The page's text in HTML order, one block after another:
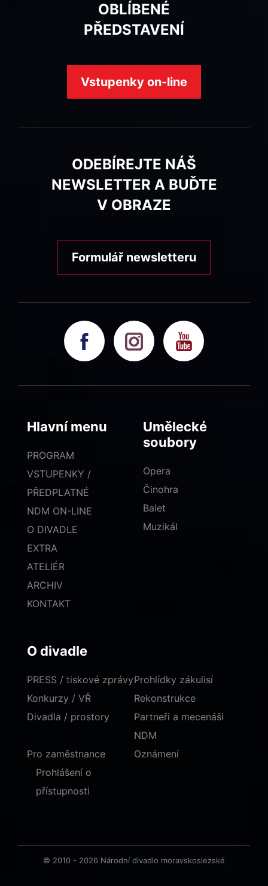
OBLÍBENÉ
PŘEDSTAVENÍ
Vstupenky on-line
ODEBÍREJTE NÁŠ
NEWSLETTER A BUĎTE
V OBRAZE
Formulář newsletteru
Hlavní menu
PROGRAM
VSTUPENKY /
PŘEDPLATNÉ
NDM ON-LINE
O DIVADLE
EXTRA
ATELIÉR
ARCHIV
KONTAKT
Umělecké
soubory
Opera
Činohra
Balet
Muzikál
O divadle
PRESS / tiskové zprávy
Konkurzy / VŘ
Divadla / prostory
Prohlídky zákulisí
Rekonstrukce
Partneři a mecenáši
NDM
Pro zaměstnance
Oznámení
Prohlášení o
přístupnosti
© 2010 - 2026 Národní divadlo moravskoslezské